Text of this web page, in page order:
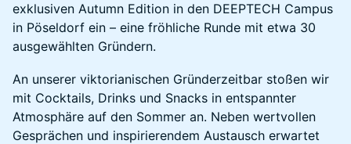
exklusiven Autumn Edition in den DEEPTECH Campus
in Pöseldorf ein – eine fröhliche Runde mit etwa 30
ausgewählten Gründern.
​​​An unserer viktorianischen Gründerzeitbar stoßen wir
mit Cocktails, Drinks und Snacks in entspannter
Atmosphäre auf den Sommer an. Neben wertvollen
Gesprächen und inspirierendem Austausch erwartet